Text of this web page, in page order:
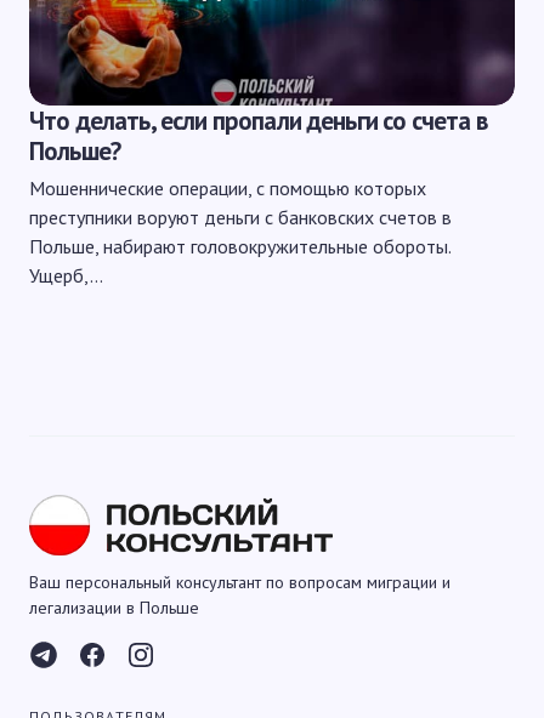
Что делать, если пропали деньги со счета в
Польше?
Мошеннические операции, с помощью которых
преступники воруют деньги с банковских счетов в
Польше, набирают головокружительные обороты.
Ущерб,…
Ваш персональный консультант по вопросам миграции и
легализации в Польше